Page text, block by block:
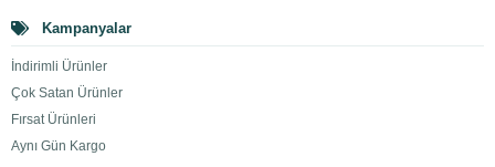
Kampanyalar
İndirimli Ürünler
Çok Satan Ürünler
Fırsat Ürünleri
Aynı Gün Kargo